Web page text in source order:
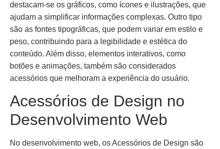
destacam-se os gráficos, como ícones e ilustrações, que
ajudam a simplificar informações complexas. Outro tipo
são as fontes tipográficas, que podem variar em estilo e
peso, contribuindo para a legibilidade e estética do
conteúdo. Além disso, elementos interativos, como
botões e animações, também são considerados
acessórios que melhoram a experiência do usuário.
Acessórios de Design no
Desenvolvimento Web
No desenvolvimento web, os Acessórios de Design são